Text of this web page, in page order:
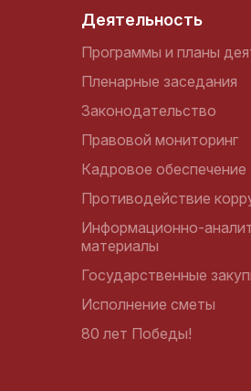
Деятельность
Программы и планы
Пленарные заседания
Законодательство
Правовой мониторинг
Кадровое обеспечение
Противодействие
Информационно-
материалы
Государственные
Исполнение сметы
80 лет Победы!